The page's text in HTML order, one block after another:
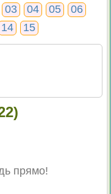
03 04 05
06
14 15
прямо!